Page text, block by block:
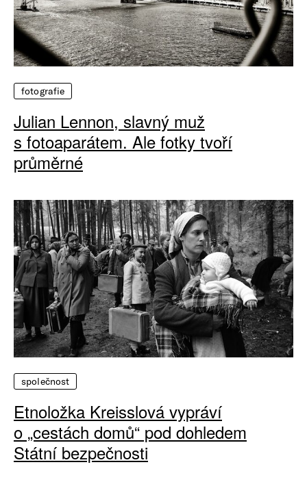
fotografie
Julian Lennon, slavný muž
s fotoaparátem. Ale fotky tvoří
průměrné
společnost
Etnoložka Kreisslová vypráví
o „cestách domů“ pod dohledem
Státní bezpečnosti